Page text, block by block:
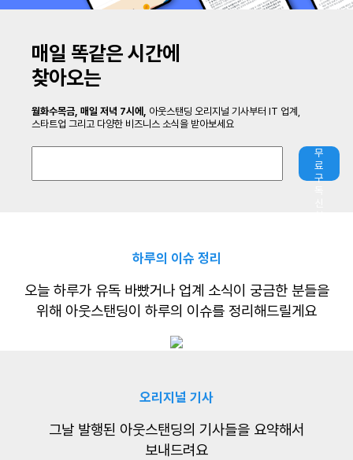
매일 똑같은 시간에
찾아오는
월화수목금, 매일 저녁 7시에, 아웃스탠딩 오리지널 기사부터 IT 업계,
스타트업 그리고 다양한 비즈니스 소식을 받아보세요
무
료
구
하루의 이슈 정리
오늘 하루가 유독 바빴거나 업계 소식이 궁금한 분들을
위해 아웃스탠딩이 하루의 이슈를 정리해드릴게요
오리지널 기사
그날 발행된 아웃스탠딩의 기사들을 요약해서
보내드려요